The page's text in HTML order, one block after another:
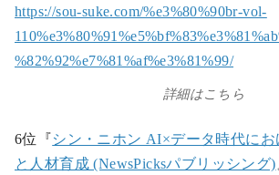
https://sou-suke.com/%e3%80%90br-vol-
%82%92%e7%81%af%e3%81%99/
詳細はこちら
6位『シン・ニホン AI×データ時代にお
と人材育成 (NewsPicksパブリッシング)